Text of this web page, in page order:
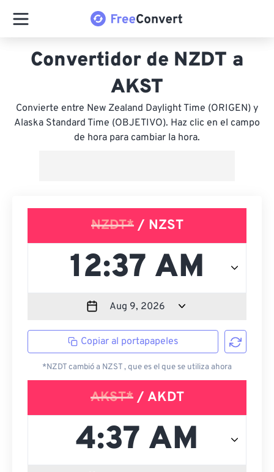
Convertidor de NZDT a
AKST
Convierte entre New Zealand Daylight Time (ORIGEN) y
Alaska Standard Time (OBJETIVO). Haz clic en el campo
de hora para cambiar la hora.
NZDT*/ NZST
Copiar al portapapeles
*NZDT cambió a NZST , que es el que se utiliza ahora
AKST*/ AKDT